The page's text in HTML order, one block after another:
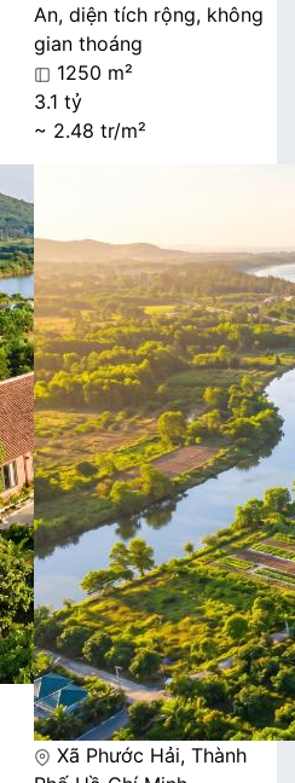
An, diện tích rộng, không
gian thoáng
1250 m²
3.1 tỷ
~ 2.48 tr/m²
Xã Phước Hải, Thành